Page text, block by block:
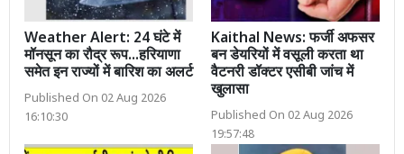
Weather Alert: 24 घंटे में
मॉनसून का रौद्र रूप...हरियाणा
समेत इन राज्यों में बारिश का अलर्ट
Published On 02 Aug 2026
16:10:30
Kaithal News: फर्जी अफसर
बन डेयरियों में वसूली करता था
वैटनरी डॉक्टर एसीबी जांच में
खुलासा
Published On 02 Aug 2026
19:57:48